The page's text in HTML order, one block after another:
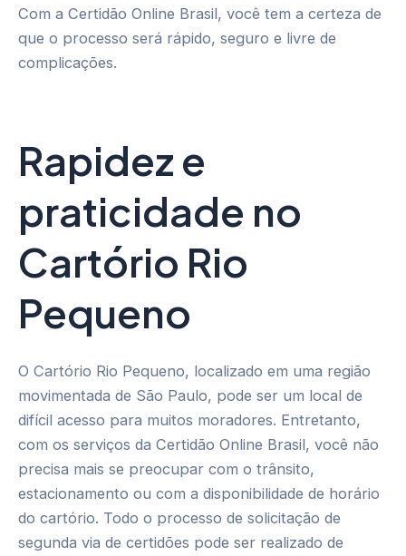
Com a Certidão Online Brasil, você tem a certeza de
que o processo será rápido, seguro e livre de
complicações.
Rapidez e
praticidade no
Cartório Rio
Pequeno
O Cartório Rio Pequeno, localizado em uma região
movimentada de São Paulo, pode ser um local de
difícil acesso para muitos moradores. Entretanto,
com os serviços da Certidão Online Brasil, você não
precisa mais se preocupar com o trânsito,
estacionamento ou com a disponibilidade de horário
do cartório. Todo o processo de solicitação de
segunda via de certidões pode ser realizado de